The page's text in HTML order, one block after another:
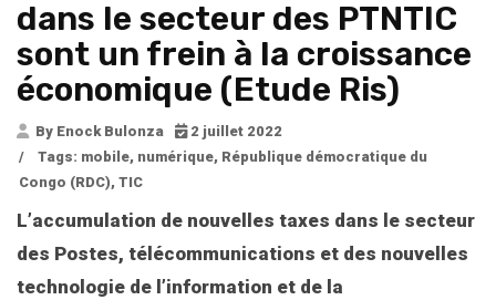
dans le secteur des PTNTIC
sont un frein à la croissance
économique (Etude Ris)
By Enock Bulonza
2 juillet 2022
/
Tags: mobile, numérique, République démocratique du
Congo (RDC), TIC
L’accumulation de nouvelles taxes dans le secteur
des Postes, télécommunications et des nouvelles
technologie de l’information et de la